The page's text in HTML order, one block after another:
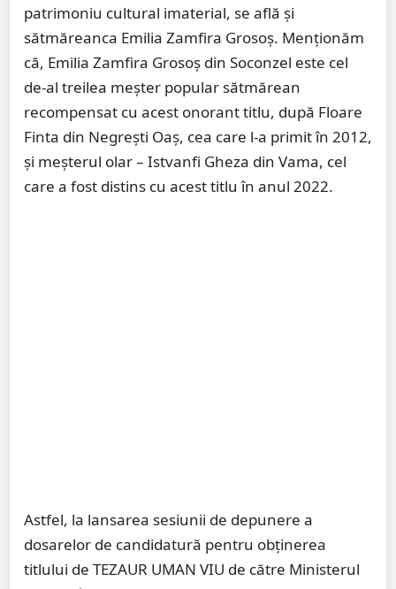
patrimoniu cultural imaterial, se află și
sătmăreanca Emilia Zamfira Grosoș. Menționăm
că, Emilia Zamfira Grosoș din Soconzel este cel
de-al treilea meșter popular sătmărean
recompensat cu acest onorant titlu, după Floare
Finta din Negrești Oaș, cea care l-a primit în 2012,
și meșterul olar – Istvanfi Gheza din Vama, cel
care a fost distins cu acest titlu în anul 2022.
Astfel, la lansarea sesiunii de depunere a
dosarelor de candidatură pentru obținerea
titlului de TEZAUR UMAN VIU de către Ministerul